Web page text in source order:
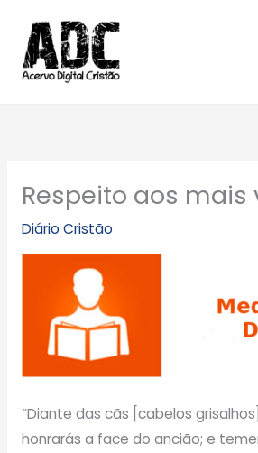
para
conteúdo
Respeito aos mais
Diário Cristão
“Diante das cãs [cabelos
honrarás a face do ancião; e